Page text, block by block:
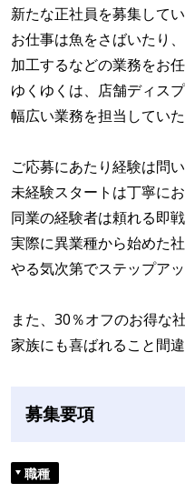
新たな正社員を募集してい
お仕事は魚をさばいたり
加工するなどの業務をお任
ゆくゆくは、店舗ディス
幅広い業務を担当してい
ご応募にあたり経験は問
未経験スタートは丁寧にお
同業の経験者は頼れる即戦
実際に異業種から始めた
やる気次第でステップアッ
また、30％オフのお得な
家族にも喜ばれること間違
募集要項
職種